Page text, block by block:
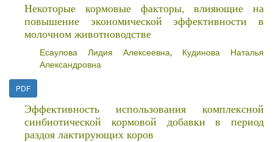
Некоторые кормовые факторы, влияющие на
повышение экономической эффективности в
молочном животноводстве
Есаулова Лидия Алексеевна, Кудинова Наталья
Александровна
PDF
Эффективность использования комплексной
синбиотической кормовой добавки в период
раздоя лактирующих коров